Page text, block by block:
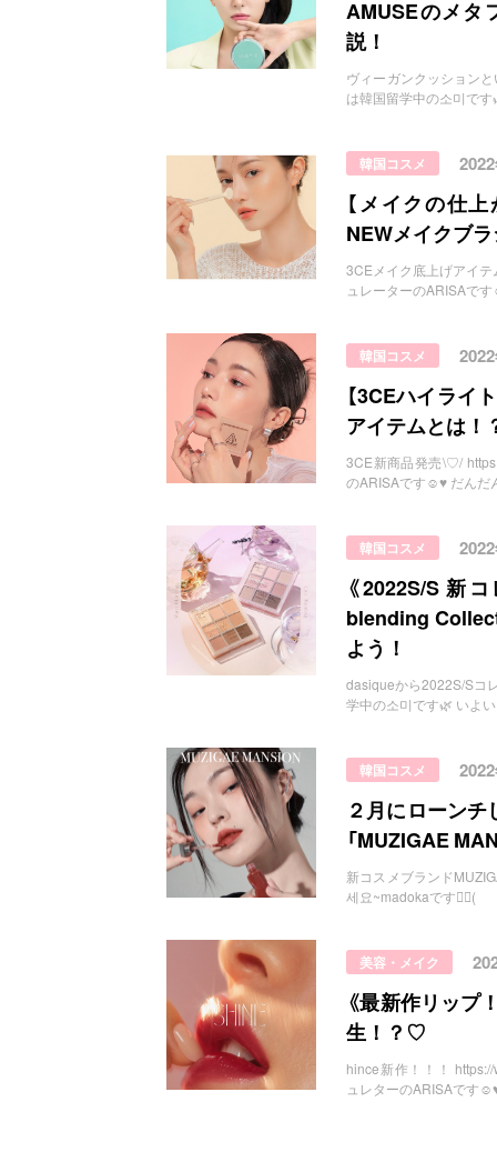
AMUSEのメタ
説！
ヴィーガンクッション
は韓国留学中の소미で
韓国コスメ
【メイクの仕
NEWメイクブ
3CEメイク底上げアイ
ュレーターのARISAで
韓国コスメ
【3CEハイライ
アイテムとは
3CE新商品発売\♡/
のARISAです☺️♥️ だんだ
韓国コスメ
《2022S/S 新
blending
よう！
dasiqueから2022S/Sコ
学中の소미です🌿 いよ
韓国コスメ
２月にローン
「MUZIGAE
新コスメブランド
세요~madokaです💁‍♀️(
美容・メイク
《最新作リップ
生！？♡
hince新作！！！
ュレターのARISAです